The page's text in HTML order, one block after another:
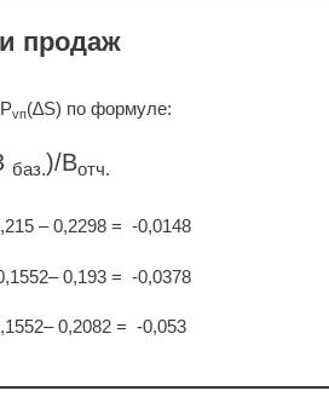
продаж
vп(∆S) по формуле:
баз.)/Bотч.
– 0,2298 = -0,0148
0,193 = -0,0378
0,2082 = -0,053